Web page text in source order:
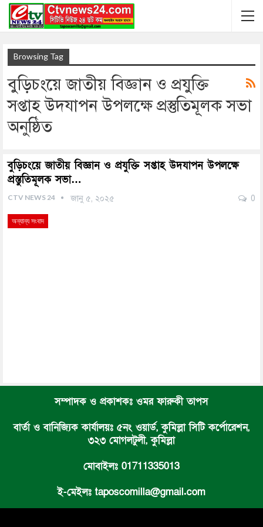
Browsing Tag
বুড়িচংয়ে জাতীয় বিজ্ঞান ও প্রযুক্তি
সপ্তাহ উদযাপন উপলক্ষে প্রস্তুতিমূলক সভা
অনুষ্ঠিত
বুড়িচংয়ে জাতীয় বিজ্ঞান ও প্রযুক্তি সপ্তাহ উদযাপন উপলক্ষে
প্রস্তুতিমূলক সভা…
CTV NEWS 24 জানু ৫, ২০২৫ 0
অন্যান্য সংবাদ
সম্পাদক ও প্রকাশকঃ ওমর ফারুকী তাপস
বার্তা ও বানিজ্যিক কার্যালয়ঃ ৫নং ওয়ার্ড, কুমিল্লা সিটি কর্পোরেশন,
৩২৩ মোগলটুলী, কুমিল্লা
মোবাইলঃ 01711335013
ই-মেইলঃ taposcomilla@gmail.com